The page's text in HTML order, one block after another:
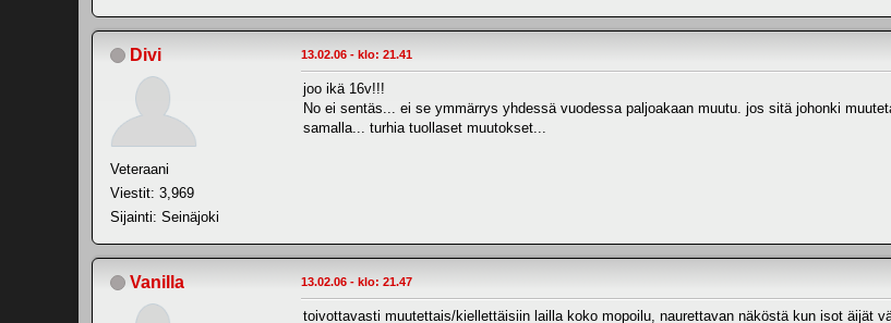
Divi
Veteraani
Viestit: 3,969
Sijainti: Seinäjoki
13.02.06 - klo: 21.41
joo ikä 16v!!!
No ei sentäs... ei se ymmärrys yhdessä vuodessa paljoakaan muutu. jos sitä johonki
samalla... turhia tuollaset muutokset...
Vanilla 13.02.06 - klo: 21.47
toivottavasti muutettais/kiellettäisiin lailla koko mopoilu, naurettavan näköstä kun isot äijät